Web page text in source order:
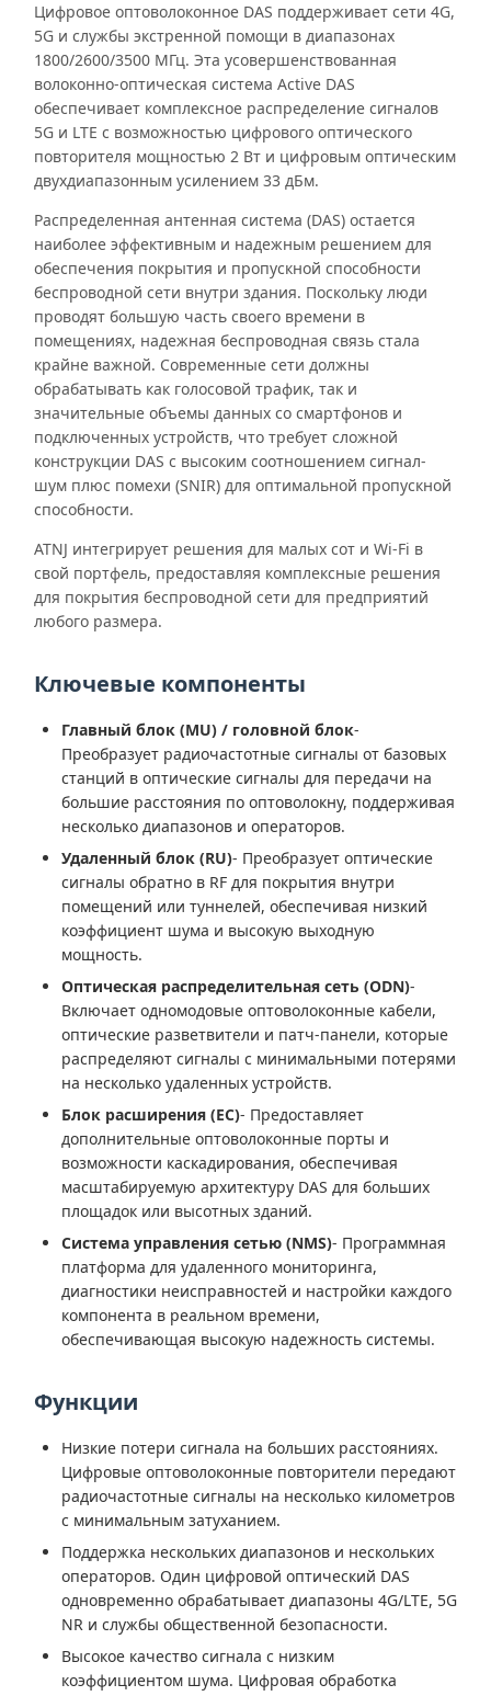
Цифровое оптоволоконное DAS поддерживает сети 4G,
5G и службы экстренной помощи в диапазонах
1800/2600/3500 МГц. Эта усовершенствованная
волоконно-оптическая система Active DAS
обеспечивает комплексное распределение сигналов
5G и LTE с возможностью цифрового оптического
повторителя мощностью 2 Вт и цифровым оптическим
двухдиапазонным усилением 33 дБм.
Распределенная антенная система (DAS) остается
наиболее эффективным и надежным решением для
обеспечения покрытия и пропускной способности
беспроводной сети внутри здания. Поскольку люди
проводят большую часть своего времени в
помещениях, надежная беспроводная связь стала
крайне важной. Современные сети должны
обрабатывать как голосовой трафик, так и
значительные объемы данных со смартфонов и
подключенных устройств, что требует сложной
конструкции DAS с высоким соотношением сигнал-
шум плюс помехи (SNIR) для оптимальной пропускной
способности.
ATNJ интегрирует решения для малых сот и Wi-Fi в
свой портфель, предоставляя комплексные решения
для покрытия беспроводной сети для предприятий
любого размера.
Ключевые компоненты
Главный блок (MU) / головной блок-
Преобразует радиочастотные сигналы от базовых
станций в оптические сигналы для передачи на
большие расстояния по оптоволокну, поддерживая
несколько диапазонов и операторов.
Удаленный блок (RU)- Преобразует оптические
сигналы обратно в RF для покрытия внутри
помещений или туннелей, обеспечивая низкий
коэффициент шума и высокую выходную
мощность.
Оптическая распределительная сеть (ODN)-
Включает одномодовые оптоволоконные кабели,
оптические разветвители и патч-панели, которые
распределяют сигналы с минимальными потерями
на несколько удаленных устройств.
Блок расширения (ЕС)- Предоставляет
дополнительные оптоволоконные порты и
возможности каскадирования, обеспечивая
масштабируемую архитектуру DAS для больших
площадок или высотных зданий.
Система управления сетью (NMS)- Программная
платформа для удаленного мониторинга,
диагностики неисправностей и настройки каждого
компонента в реальном времени,
обеспечивающая высокую надежность системы.
Функции
Низкие потери сигнала на больших расстояниях.
Цифровые оптоволоконные повторители передают
радиочастотные сигналы на несколько километров
с минимальным затуханием.
Поддержка нескольких диапазонов и нескольких
операторов. Один цифровой оптический DAS
одновременно обрабатывает диапазоны 4G/LTE, 5G
NR и службы общественной безопасности.
Высокое качество сигнала с низким
коэффициентом шума. Цифровая обработка